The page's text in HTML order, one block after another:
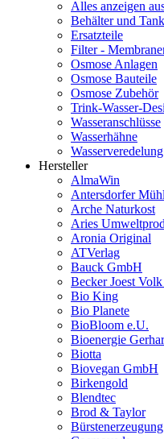
Alles anzeigen
Behälter und
Ersatzteile
Filter -
Osmose Anlagen
Osmose Bauteile
Osmose Zubehör
Trink-Wasser-
Wasseranschlüsse
Wasserhähne
Wasserveredelung
Hersteller
AlmaWin
Antersdorfer
Arche Naturkost
Aries
Aronia Original
ATVerlag
Bauck GmbH
Becker Joest
Bio King
Bio Planete
BioBloom e.U.
Bioenergie
Biotta
Biovegan GmbH
Birkengold
Blendtec
Brod & Taylor